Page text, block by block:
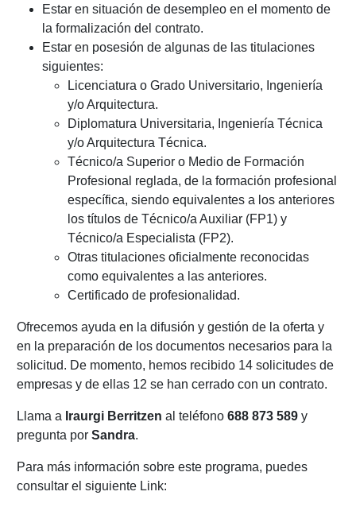
Estar en situación de desempleo en el momento de
la formalización del contrato.
Estar en posesión de algunas de las titulaciones
siguientes:
Licenciatura o Grado Universitario, Ingeniería
y/o Arquitectura.
Diplomatura Universitaria, Ingeniería Técnica
y/o Arquitectura Técnica.
Técnico/a Superior o Medio de Formación
Profesional reglada, de la formación profesional
específica, siendo equivalentes a los anteriores
los títulos de Técnico/a Auxiliar (FP1) y
Técnico/a Especialista (FP2).
Otras titulaciones oficialmente reconocidas
como equivalentes a las anteriores.
Certificado de profesionalidad.
Ofrecemos ayuda en la difusión y gestión de la oferta y
en la preparación de los documentos necesarios para la
solicitud. De momento, hemos recibido 14 solicitudes de
empresas y de ellas 12 se han cerrado con un contrato.
Llama a Iraurgi Berritzen al teléfono 688 873 589y
pregunta por Sandra.
Para más información sobre este programa, puedes
consultar el siguiente Link: